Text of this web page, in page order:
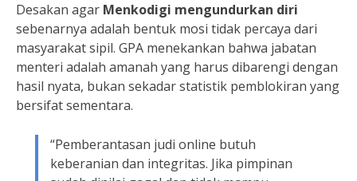
Desakan agar Menkodigi mengundurkan diri
sebenarnya adalah bentuk mosi tidak percaya dari
masyarakat sipil. GPA menekankan bahwa jabatan
menteri adalah amanah yang harus dibarengi dengan
hasil nyata, bukan sekadar statistik pemblokiran yang
bersifat sementara.
“Pemberantasan judi online butuh
keberanian dan integritas. Jika pimpinan